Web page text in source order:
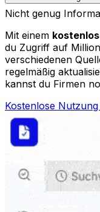
Nicht genug
Mit einem
du Zugriff auf
verschiedenen
regelmäßig
kannst du Firmen
Kostenlose